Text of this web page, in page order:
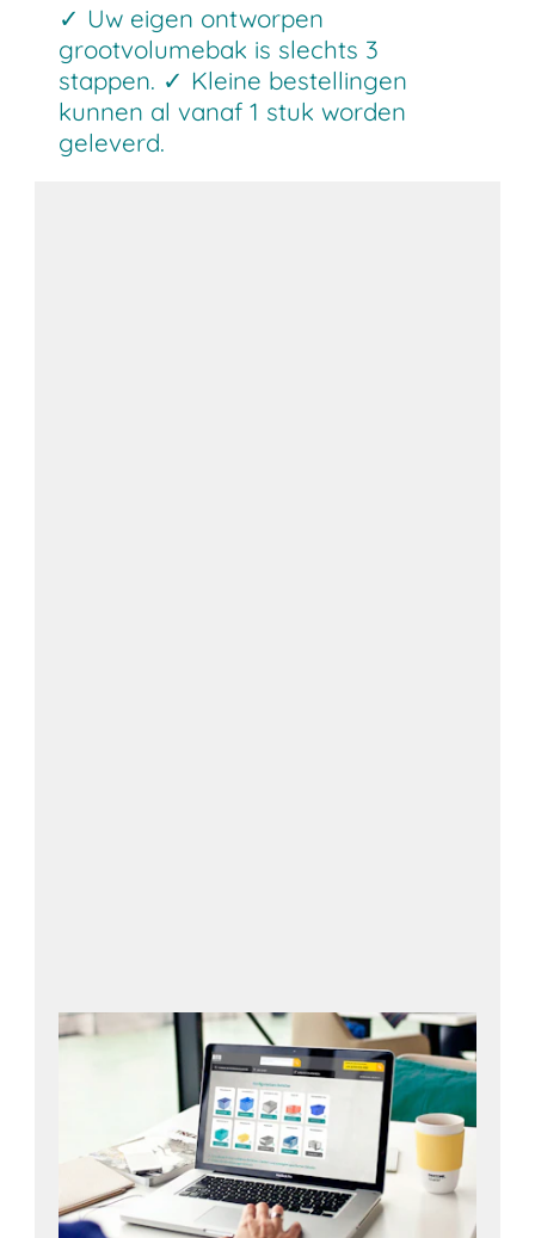
✓ Uw eigen ontworpen
grootvolumebak is slechts 3
stappen. ✓ Kleine bestellingen
kunnen al vanaf 1 stuk worden
geleverd.
Configurator openen